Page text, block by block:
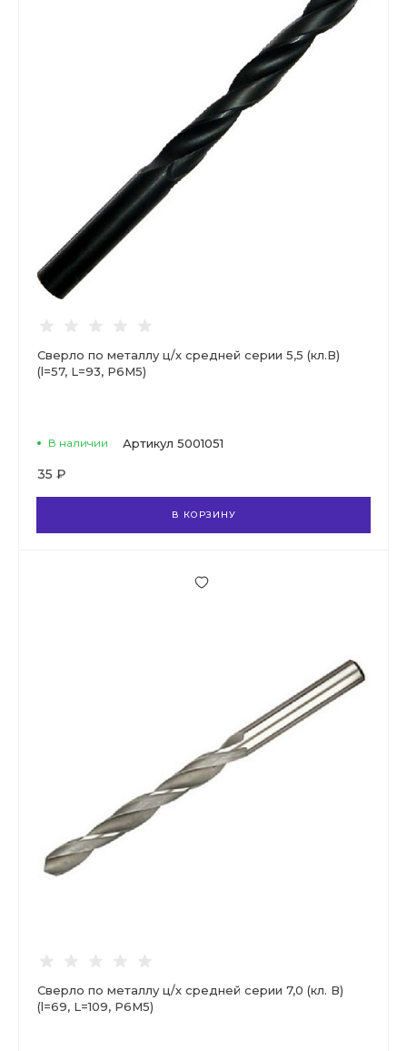
Сверло по металлу ц/х средней серии 5,5 (кл.В)
(l=57, L=93, Р6М5)
В наличии Артикул 5001051
35 ₽
В КОРЗИНУ
Сверло по металлу ц/х средней серии 7,0 (кл. В)
(l=69, L=109, Р6М5)